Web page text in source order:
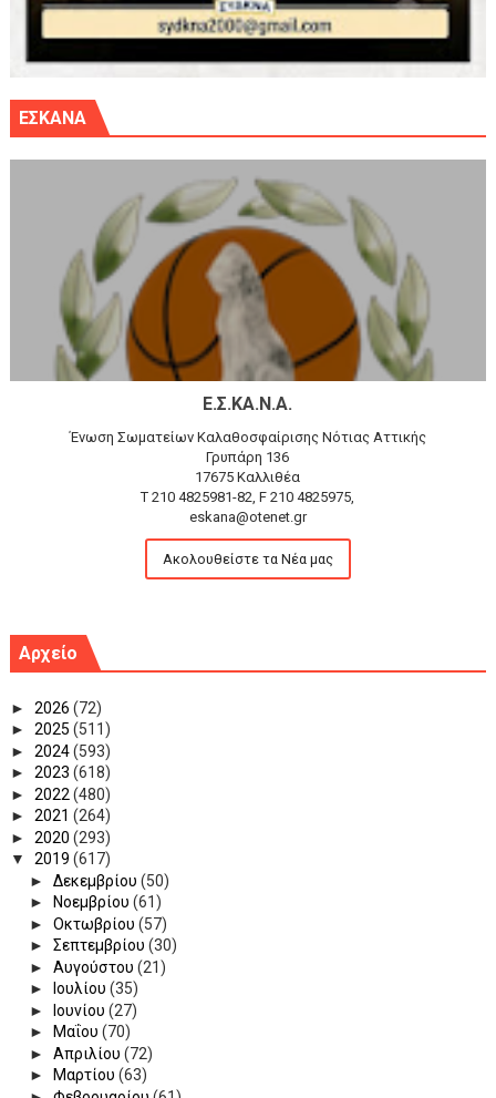
ΕΣΚΑΝΑ
Ε.Σ.ΚΑ.Ν.Α.
Ένωση Σωματείων Καλαθοσφαίρισης Νότιας Αττικής
Γρυπάρη 136
17675 Καλλιθέα
T 210 4825981-82, F 210 4825975,
eskana@otenet.gr
Ακολουθείστε τα Νέα μας
Αρχείο
► 2026 (72)
► 2025 (511)
► 2024(593)
► 2023 (618)
► 2022 (480)
► 2021 (264)
► 2020 (293)
▼ 2019 (617)
► Δεκεμβρίου (50)
►
Νοεμβρίου (61)
► Οκτωβρίου (57)
► Σεπτεμβρίου (30)
► Αυγούστου (21)
►
Ιουλίου (35)
►
Ιουνίου (27)
►
Μαΐου (70)
► Απριλίου (72)
►
Μαρτίου (63)